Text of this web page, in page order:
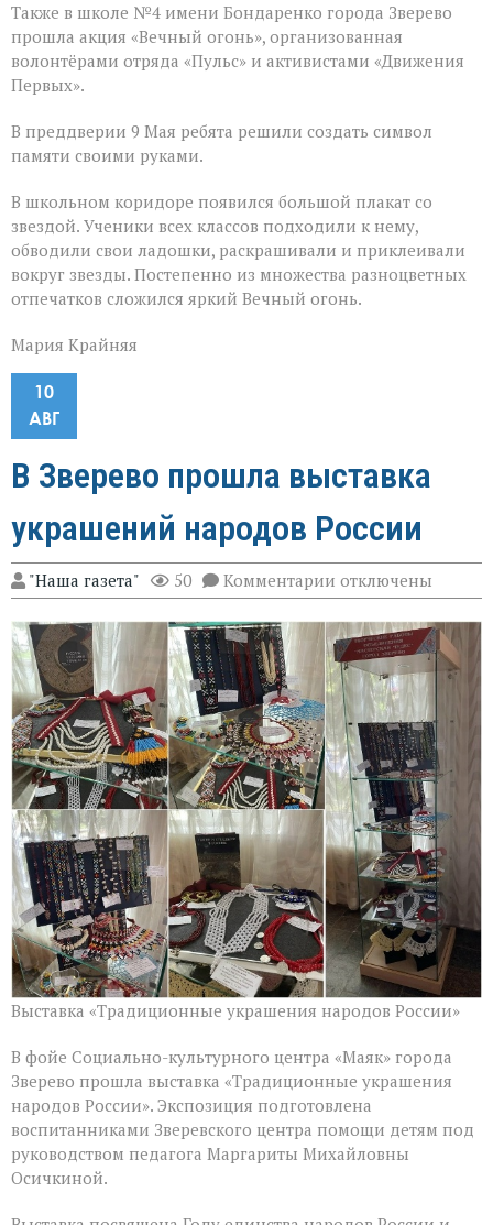
Также в школе №4 имени Бондаренко города Зверево
прошла акция «Вечный огонь», организованная
волонтёрами отряда «Пульс» и активистами «Движения
Первых».
В преддверии 9 Мая ребята решили создать символ
памяти своими руками.
В школьном коридоре появился большой плакат со
звездой. Ученики всех классов подходили к нему,
обводили свои ладошки, раскрашивали и приклеивали
вокруг звезды. Постепенно из множества разноцветных
отпечатков сложился яркий Вечный огонь.
Мария Крайняя
10
АВГ
В Зверево прошла выставка
украшений народов России
"Наша газета" 50 Комментарии к
записи
В
Зверево
прошла
выставка
украшений
народов
России
отключены
Выставка «Традиционные украшения народов России»
В фойе Социально-культурного центра «Маяк» города
Зверево прошла выставка «Традиционные украшения
народов России». Экспозиция подготовлена
воспитанниками Зверевского центра помощи детям под
руководством педагога Маргариты Михайловны
Осичкиной.